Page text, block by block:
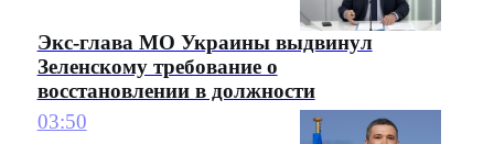
Экс-глава МО Украины выдвинул
Зеленскому требование о
восстановлении в должности
03:50